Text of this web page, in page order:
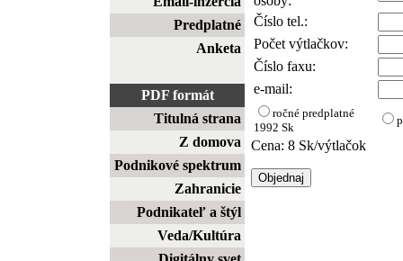
Predplatné
Anketa
PDF formát
Titulná strana
Z domova
Podnikové spektrum
Zahranicie
Podnikateľ a štýl
Veda/Kultúra
Číslo tel.:
Počet výtlačkov:
Číslo faxu:
e-mail:
ročné predplatné
1992 Sk
Cena: 8 Sk/výtlačok